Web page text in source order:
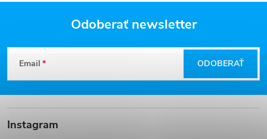
Z
á
Odoberať newsletter
Email ODOBERAŤ
Instagram